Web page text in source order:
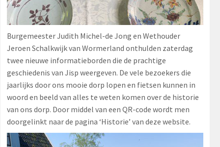
Burgemeester Judith Michel-de Jong en Wethouder
Jeroen Schalkwijk van Wormerland onthulden zaterdag
twee nieuwe informatieborden die de prachtige
geschiedenis van Jisp weergeven. De vele bezoekers die
jaarlijks door ons mooie dorp lopen en fietsen kunnen in
woord en beeld van alles te weten komen over de historie
van ons dorp. Door middel van een QR-code wordt men
doorgelinkt naar de pagina ‘Historie’ van deze website.